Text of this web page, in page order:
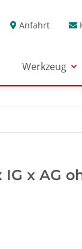
Anfahrt
Werkzeug
IG x AG